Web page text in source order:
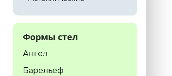
Формы стел
Ангел
Барельеф